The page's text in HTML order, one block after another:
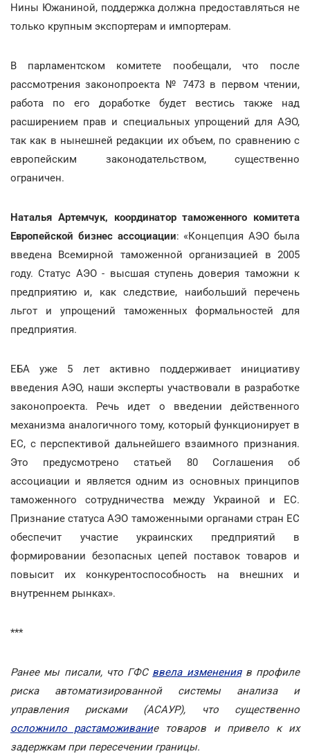
Нины Южаниной, поддержка должна предоставляться не
только крупным экспортерам и импортерам.
В парламентском комитете пообещали, что после
рассмотрения законопроекта № 7473 в первом чтении,
работа по его доработке будет вестись также над
расширением прав и специальных упрощений для АЭО,
так как в нынешней редакции их объем, по сравнению с
европейским законодательством, существенно
ограничен.
Наталья Артемчук, координатор таможенного комитета
Европейской бизнес ассоциации: «Концепция АЭО была
введена Всемирной таможенной организацией в 2005
году. Статус АЭО - высшая ступень доверия таможни к
предприятию и, как следствие, наибольший перечень
льгот и упрощений таможенных формальностей для
предприятия.
ЕБА уже 5 лет активно поддерживает инициативу
введения АЭО, наши эксперты участвовали в разработке
законопроекта. Речь идет о введении действенного
механизма аналогичного тому, который функционирует в
ЕС, с перспективой дальнейшего взаимного признания.
Это предусмотрено статьей 80 Соглашения об
ассоциации и является одним из основных принципов
таможенного сотрудничества между Украиной и ЕС.
Признание статуса АЭО таможенными органами стран ЕС
обеспечит участие украинских предприятий в
формировании безопасных цепей поставок товаров и
повысит их конкурентоспособность на внешних и
внутреннем рынках».
***
Ранее мы писали, что ГФС ввела измененияв профиле
риска автоматизированной системы анализа и
управления рисками (АСАУР), что существенно
осложнило растаможивание товаров и привело к их
задержкам при пересечении границы.